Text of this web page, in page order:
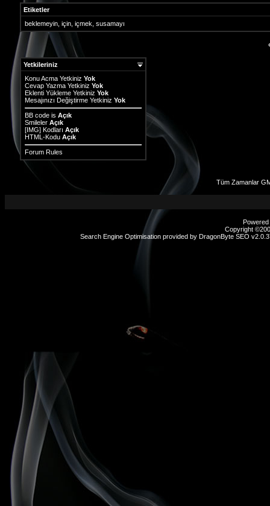
Etiketler
beklemeyin için içmek susamayı
Yetkileriniz
Konu Acma Yetkiniz Yok
Cevap Yazma Yetkiniz Yok
Eklenti Yükleme Yetkiniz Yok
Mesajınızı Değiştirme Yetkiniz Yok
BB code is Açık
Smileler Açık
[IMG] Kodları Açık
HTML-Kodu Açık
Forum Rules
Tüm Zamanlar
Copyright
Search Engine Optimisation provided by DragonByte SEO